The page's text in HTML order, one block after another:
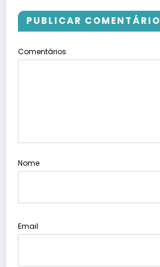
PUBLICAR COMENTÁRIO
Comentários
Nome
Email